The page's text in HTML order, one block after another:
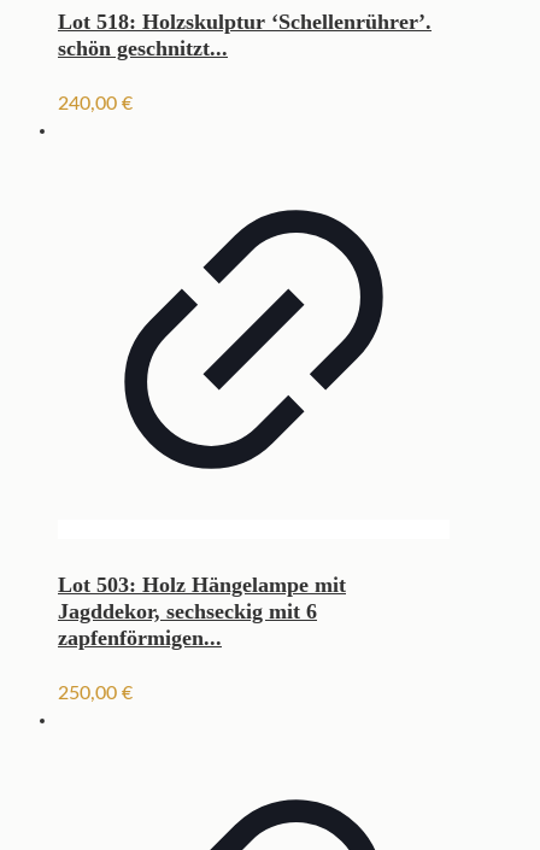
Lot 518: Holzskulptur ‘Schellenrührer’.
schön geschnitzt...
240,00 €
Lot 503: Holz Hängelampe mit
Jagddekor, sechseckig mit 6
zapfenförmigen...
250,00 €